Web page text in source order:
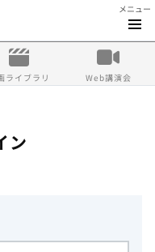
メニュー
ライブラリ Web講演会
ン